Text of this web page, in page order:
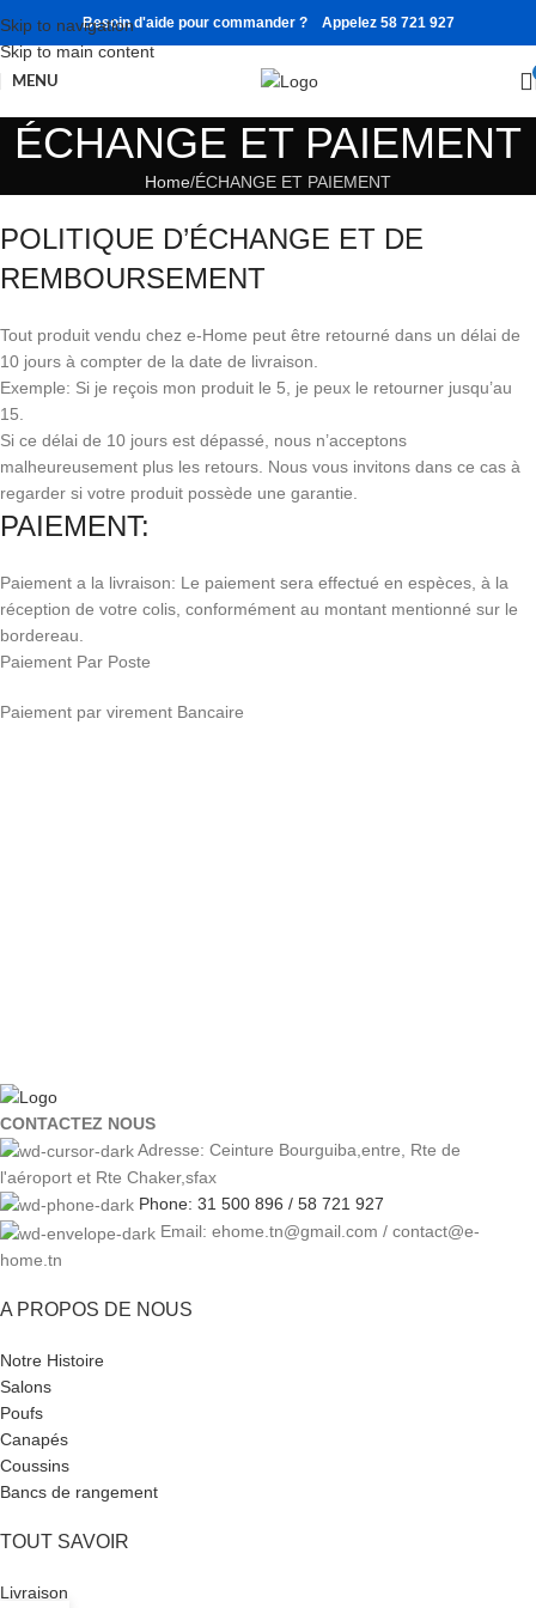
Skip to navigation
Skip to main content
Besoin d'aide pour commander ? Appelez 58 721 927
MENU
ÉCHANGE ET PAIEMENT
Home ÉCHANGE ET PAIEMENT
POLITIQUE D’ÉCHANGE ET DE
REMBOURSEMENT
Tout produit vendu chez e-Home peut être retourné dans un délai de
10 jours à compter de la date de livraison.
Exemple: Si je reçois mon produit le 5, je peux le retourner jusqu’au
15.
Si ce délai de 10 jours est dépassé, nous n’acceptons
malheureusement plus les retours. Nous vous invitons dans ce cas à
regarder si votre produit possède une garantie.
PAIEMENT:
Paiement a la livraison: Le paiement sera effectué en espèces, à la
réception de votre colis, conformément au montant mentionné sur le
bordereau.
Paiement Par Poste
Paiement par virement Bancaire
CONTACTEZ NOUS
Adresse: Ceinture Bourguiba,entre, Rte de
l'aéroport et Rte Chaker,sfax
Phone: 31 500 896 / 58 721 927
Email: ehome.tn@gmail.com / contact@e-
home.tn
A PROPOS DE NOUS
Notre Histoire
Salons
Poufs
Canapés
Coussins
Bancs de rangement
TOUT SAVOIR
Livraison